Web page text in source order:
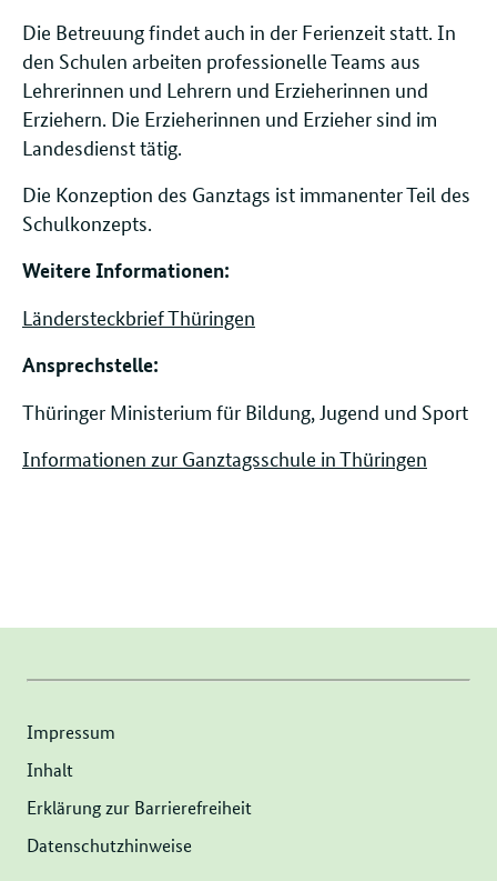
Die Betreuung findet auch in der Ferienzeit statt. In
den Schulen arbeiten professionelle Teams aus
Lehrerinnen und Lehrern und Erzieherinnen und
Erziehern. Die Erzieherinnen und Erzieher sind im
Landesdienst tätig.
Die Konzeption des Ganztags ist immanenter Teil des
Schulkonzepts.
Weitere Informationen:
Ländersteckbrief Thüringen
Ansprechstelle: ​​​​
Thüringer Ministerium für Bildung, Jugend und Sport
Informationen zur Ganztagsschule in Thüringen
Impressum
Inhalt
Erklärung zur Barrierefreiheit
Datenschutzhinweise